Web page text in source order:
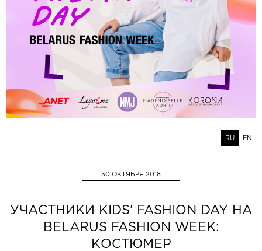
RU EN
30 ОКТЯБРЯ 2018
УЧАСТНИКИ KIDS' FASHION DAY НА
BELARUS FASHION WEEK:
КОСТЮМЕР